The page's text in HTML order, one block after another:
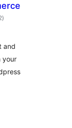
totale
bedømmelser
)
and
your